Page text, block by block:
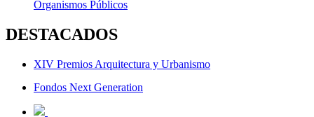
Organismos Públicos
DESTACADOS
XIV Premios Arquitectura y Urbanismo
Fondos Next Generation